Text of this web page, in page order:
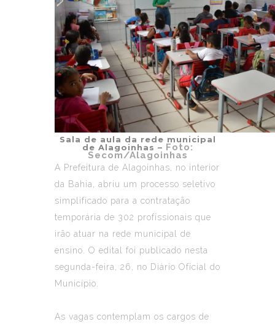
Sala de aula da rede municipal
de Alagoinhas – Foto:
Secom/Alagoinhas
A Prefeitura de Alagoinhas, no interior
da Bahia, abriu um processo seletivo
simplificado para a contratação
temporária de 302 profissionais que
irão atuar na rede municipal de
ensino. O edital foi publicado nesta
segunda-feira, 26, no Diário Oficial do
Município.
As vagas contemplam os cargos de